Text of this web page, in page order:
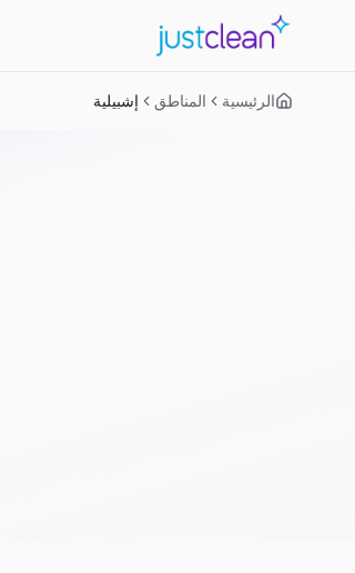
الرئيسية المناطق إشبيلية